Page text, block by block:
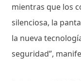
mientras que los
silenciosa, la
la nueva
seguridad”,